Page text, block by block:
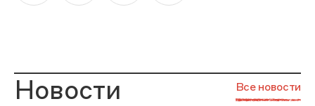
Новости Все новости